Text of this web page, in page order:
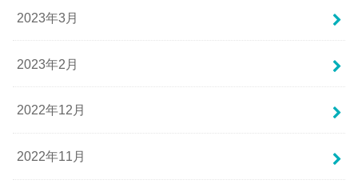
2023年3月
2023年2月
2022年12月
2022年11月